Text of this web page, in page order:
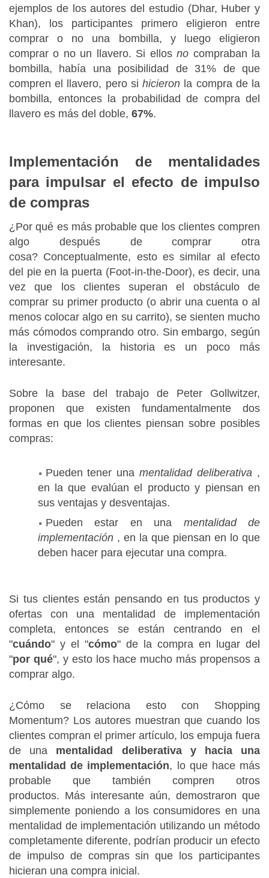
ejemplos de los autores del estudio (Dhar, Huber y
Khan), los participantes primero eligieron entre
comprar o no una bombilla, y luego eligieron
comprar o no un llavero. Si ellosno compraban la
bombilla, había una posibilidad de 31% de que
compren el llavero, pero sihicieron la compra de la
bombilla, entonces la probabilidad de compra del
llavero es más del doble, 67%.
Implementación de mentalidades
para impulsar el efecto de impulso
de compras
¿Por qué es más probable que los clientes compren
algo después de comprar otra
cosa? Conceptualmente, esto es similar al efecto
del pie en la puerta (Foot-in-the-Door), es decir, una
vez que los clientes superan el obstáculo de
comprar su primer producto (o abrir una cuenta o al
menos colocar algo en su carrito), se sienten mucho
más cómodos comprando otro. Sin embargo, según
la investigación, la historia es un poco más
interesante.
Sobre la base del trabajode Peter Gollwitzer,
proponen que existen fundamentalmente dos
formas en que los clientes piensan sobre posibles
compras:
Pueden tener unamentalidad deliberativa ,
en la que evalúan el producto y piensan en
sus ventajas y desventajas.
Pueden estar en una mentalidad de
implementación, en la que piensan en lo que
deben hacer para ejecutar una compra.
Si tus clientes están pensando en tus productos y
ofertas con una mentalidad de implementación
completa, entonces se están centrando en el
"cuándo" y el "cómo" de la compra en lugar del
"por qué", y esto los hace mucho más propensos a
comprar algo.
¿Cómo se relaciona esto con Shopping
Momentum? Los autores muestran que cuando los
clientes compran el primer artículo, los empuja fuera
de una mentalidad deliberativa y hacia una
mentalidad de implementación, lo que hace más
probable que también compren otros
productos. Más interesante aún, demostraron que
simplemente poniendo a los consumidores en una
mentalidad de implementación utilizando un método
completamente diferente, podrían producir un efecto
de impulso de compras sin que los participantes
hicieran una compra inicial.